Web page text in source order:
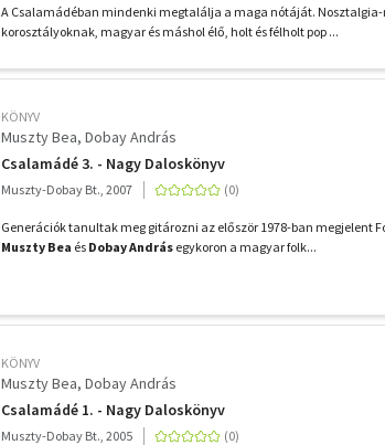
A Csalamádéban mindenki megtalálja a maga nótáját.
korosztályoknak, magyar és máshol élő, holt és félholt pop ...
KÖNYV
Muszty Bea Dobay András
Csalamádé 3. - Nagy Daloskönyv
Muszty-Dobay Bt., 2007
Generációk tanultak meg gitározni az először 1978-ban megjelent
Muszty Bea és Dobay András egykoron a magyar folk...
KÖNYV
Muszty Bea Dobay András
Csalamádé 1. - Nagy Daloskönyv
Muszty-Dobay Bt., 2005